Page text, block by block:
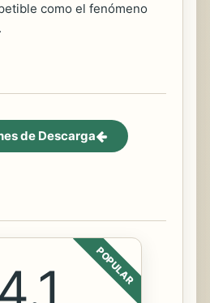
como el fenómeno
de Descarga
POPULAR